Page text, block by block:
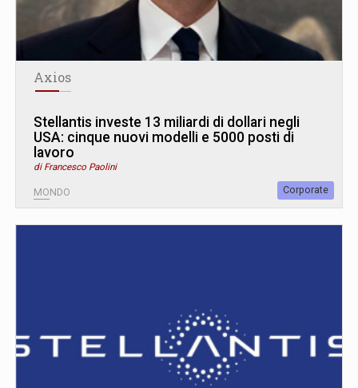
Axios
Stellantis investe 13 miliardi di dollari negli
USA: cinque nuovi modelli e 5000 posti di
lavoro
di Francesco Paolini
MONDO Corporate